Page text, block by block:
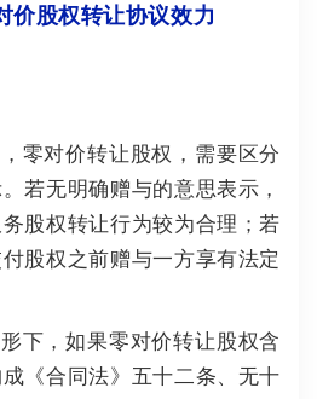
价股权转让协议效力
零对价转让股权，需要区分
若无明确赠与的意思表示，
股权转让行为较为合理；若
股权之前赠与一方享有法定
下，如果零对价转让股权含
《合同法》五十二条、无十